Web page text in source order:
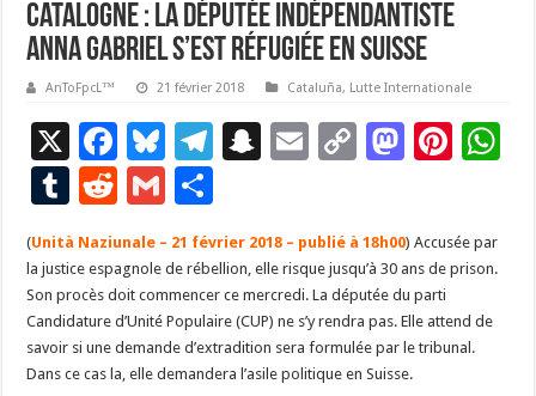
Catalogne : La députée indépendantiste
Anna Gabriel s’est réfugiée en Suisse
AnToFpcL™ 21 février 2018 Cataluña, Lutte Internationale
X
F
ac
e
b
o
o
k
Bl
u
es
ky
T
gr
a
m
S
p
c
h
at
E
l
C
y
Li
n
k
M
d
o
n
Pi
es
T
u
m
bl
r
R
d
di
t
G
m
ai
l
ar
ta
g
er
(Unità Naziunale – 21 février 2018 – publié à 18h00) Accusée par
la justice espagnole de rébellion, elle risque jusqu’à 30 ans de prison.
Son procès doit commencer ce mercredi. La députée du parti
Candidature d’Unité Populaire (CUP) ne s’y rendra pas. Elle attend de
savoir si une demande d’extradition sera formulée par le tribunal.
Dans ce cas la, elle demandera l’asile politique en Suisse.